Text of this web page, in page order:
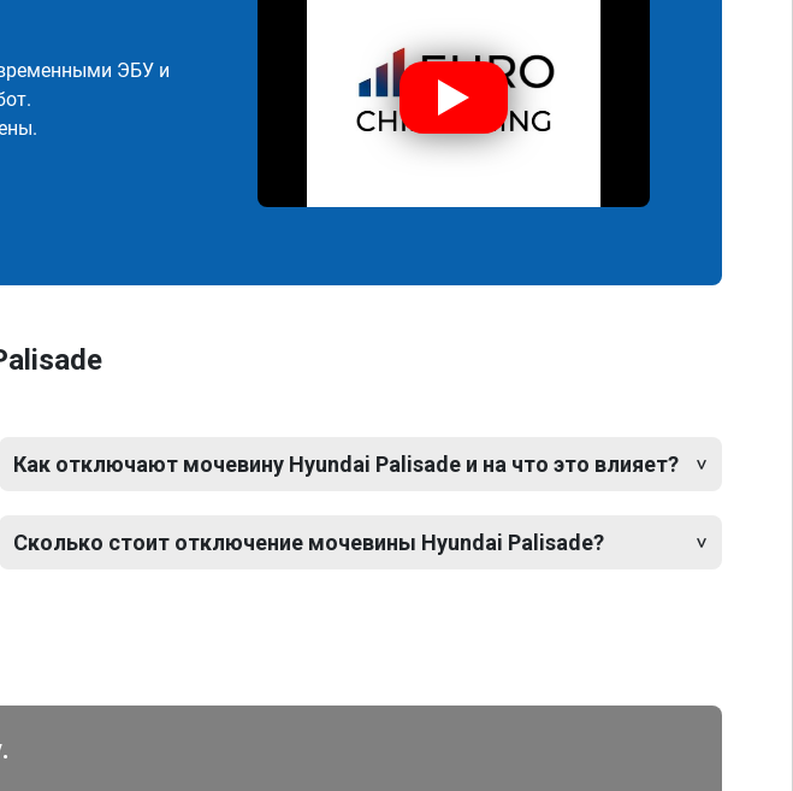
ЭБУ и
Как отключают мочевину Hyundai Palisade и на что это влияет?
Сколько стоит отключение мочевины Hyundai Palisade?